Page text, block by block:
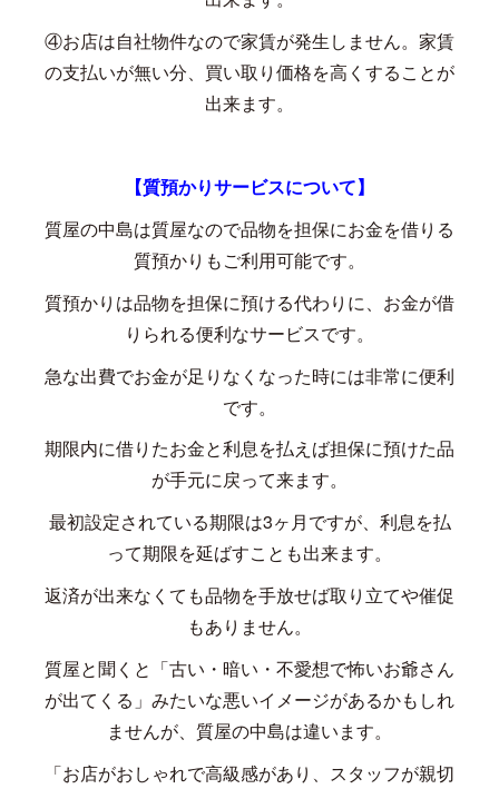
④お店は自社物件なので家賃が発生しません。家賃
の支払いが無い分、買い取り価格を高くすることが
出来ます。
【質預かりサービスについて】
質屋の中島は質屋なので品物を担保にお金を借りる
質預かりもご利用可能です。
質預かりは品物を担保に預ける代わりに、お金が借
りられる便利なサービスです。
急な出費でお金が足りなくなった時には非常に便利
です。
期限内に借りたお金と利息を払えば担保に預けた品
が手元に戻って来ます。
最初設定されている期限は3ヶ月ですが、利息を払
って期限を延ばすことも出来ます。
返済が出来なくても品物を手放せば取り立てや催促
もありません。
質屋と聞くと「古い・暗い・不愛想で怖いお爺さん
が出てくる」みたいな悪いイメージがあるかもしれ
ませんが、質屋の中島は違います。
「お店がおしゃれで高級感があり、スタッフが親切